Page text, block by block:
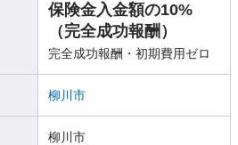
保険金入金額の10%
（完全成功報酬）
完全成功報酬・初期費用ゼロ
柳川市
柳川市